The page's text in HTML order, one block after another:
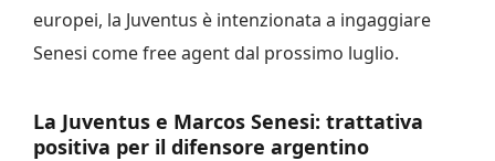
europei, la Juventus è intenzionata a ingaggiare
Senesi come free agent dal prossimo luglio.
La Juventus e Marcos Senesi: trattativa
positiva per il difensore argentino